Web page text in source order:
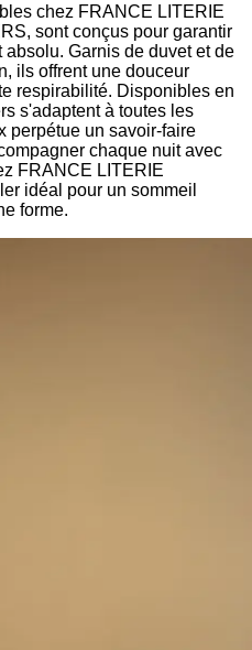
chez FRANCE LITERIE
sont conçus pour garantir
Garnis de duvet et de
ils offrent une douceur
respirabilité. Disponibles en
s'adaptent à toutes les
perpétue un savoir-faire
chaque nuit avec
FRANCE LITERIE
idéal pour un sommeil
forme.